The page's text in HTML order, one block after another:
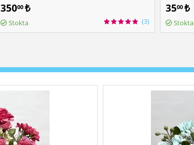
35000 ₺
Stokta (3)
3500 ₺
Stokta